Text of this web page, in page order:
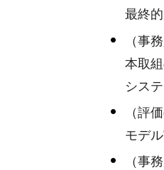
最終
（事
本取
シス
（評
モデ
（事